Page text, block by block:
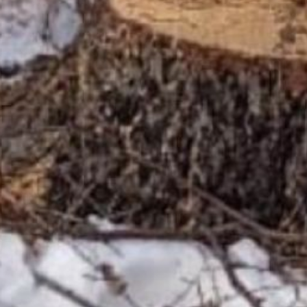
Нарушителей поймали
на месте преступления. У
них обнаружили бензопилы
и другое оборудование.
По предварительным
оценкам, нанесённый
ущерб составил 706 тысяч
рублей. Материалы
по данному делу передали
в правоохранительные
органы для расследования
и возбуждения уголовного
дела.
Напомним,
что заготавливать
древесину можно только
в специально отведённых
местах с официальным
договором купли-продажи
лесных насаждений.
Нарушителей ожидает либо
административный штраф,
либо уголовное